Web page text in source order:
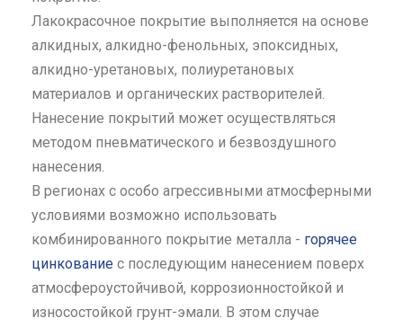
Лакокрасочное покрытие выполняется на основе
алкидных, алкидно-фенольных, эпоксидных,
алкидно-уретановых, полиуретановых
материалов и органических растворителей.
Нанесение покрытий может осуществляться
методом пневматического и безвоздушного
нанесения.
В регионах с особо агрессивными атмосферными
условиями возможно использовать
комбинированного покрытие металла - горячее
цинкование с последующим нанесением поверх
атмосфероустойчивой, коррозионностойкой и
износостойкой грунт-эмали. В этом случае